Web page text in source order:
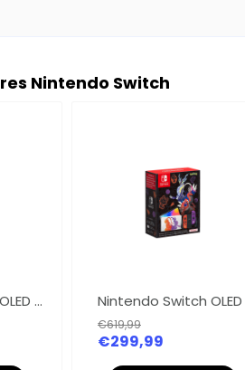
Nintendo Switch
Nintendo Switch OLED édition limitée Splatoon 3
€299,99
€619,99